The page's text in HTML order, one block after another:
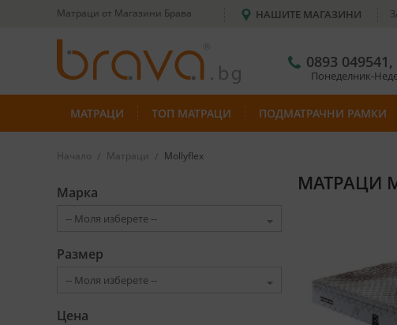
Матраци от Магазини Брава НАШИТЕ МАГАЗИНИ
0893 049541,
Понеделник-
МАТРАЦИ ТОП МАТРАЦИ ПОДМАТРАЧНИ РАМКИ
Начало Матраци Mollyflex
МАТРАЦИ
Марка
Размер
Цена